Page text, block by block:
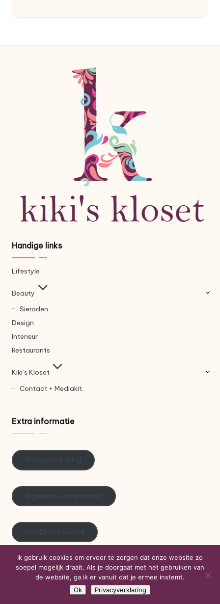
Handige links
Lifestyle
Beauty
Sieraden
Design
Interieur
Restaurants
Kiki’s Kloset
Contact + Mediakit.
Extra informatie
Copyright 2026 — Kiki's Kloset. Alle rechten voorbehouden.
Bloglo WordPress Theme
Ik gebruik cookies om ervoor te zorgen dat onze website zo
soepel mogelijk draait. Als je doorgaat met het gebruiken van
de website, ga ik er vanuit dat je ermee instemt.
Ok
Privacyverklaring